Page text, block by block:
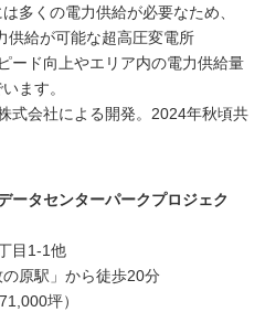
多くの電力供給が必要なため、
供給が可能な超高圧変電所
ード向上やエリア内の電力供給量
ます。
式会社による開発。2024年秋頃共
ータセンターパークプロジェク
目1-1他
原駅」から徒歩20分
坪）